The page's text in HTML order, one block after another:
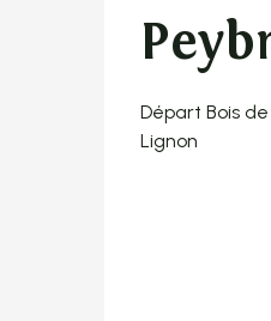
Départ Bois
Lignon